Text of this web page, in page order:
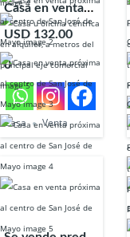
Casa en venta
próxima al
centro de San
José de Mayo
USD 132.00
0
Casa Venta